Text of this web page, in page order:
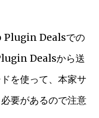
Plugin Dealsでの
Dealsから送
を使って、本家サ
要があるので注意